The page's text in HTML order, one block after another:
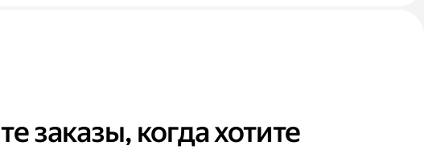
заказы, когда хотите